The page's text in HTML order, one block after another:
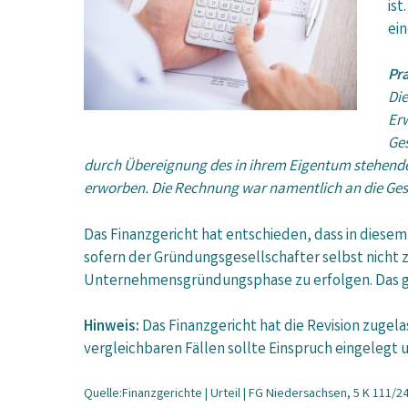
durch Übereignung des in ihrem Eigentum
erworben. Die Rechnung war namentlich an die
Das Finanzgericht hat entschieden, dass in
sofern der Gründungsgesellschafter selbst
Unternehmensgründungsphase zu erfolgen.
Hinweis: Das Finanzgericht hat die Revision
vergleichbaren Fällen sollte Einspruch eingelegt
Quelle:Finanzgerichte | Urteil | FG Niedersachsen, 5 K 111/